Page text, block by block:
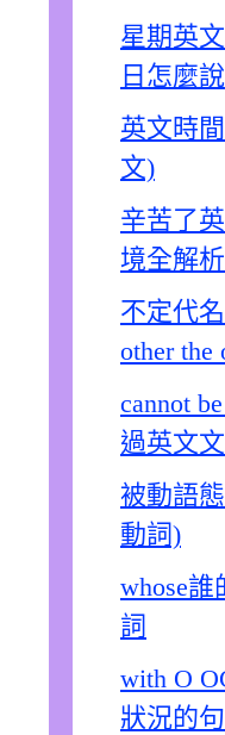
星期英
日怎麼說
英文時
文)
辛苦了
境全解析
不定代
other the
cannot
過英文
被動語
動詞)
whose
詞
with O
狀況的